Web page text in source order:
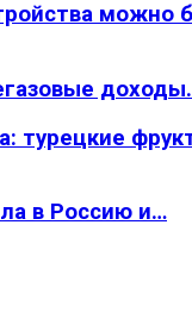
можно
турецкие
в Россию и…